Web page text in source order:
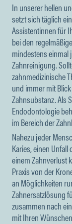
In unserer hellen
setzt sich täglich
Assistentinnen für
bei den
mindestens
Zahnreinigung.
zahnmedizinische
und immer mit
Zahnsubstanz. Als
Endodontologie
im Bereich der
Nahezu jeder
Karies, einen
einem Zahnverlust
Praxis von der
an Möglichkeiten
Zahnersatzlösung
zusammen nach
mit Ihren